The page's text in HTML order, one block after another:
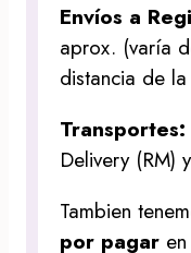
Envíos a
aprox. (varía
distancia de
Transportes:
Delivery (RM)
Tambien
por pagar